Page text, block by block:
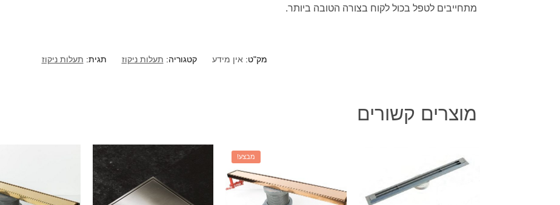
מתחייבים לטפל בכול לקוח בצורה הטובה ביותר.
מק"ט:אין מידע קטגוריה: תעלות ניקוז תגית: תעלות ניקוז
מוצרים קשורים
מבצע!